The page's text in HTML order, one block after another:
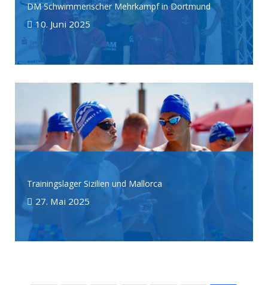
DM Schwimmerischer Mehrkampf in Dortmund
10. Juni 2025
Trainingslager Sizilien und Mallorca
27. Mai 2025